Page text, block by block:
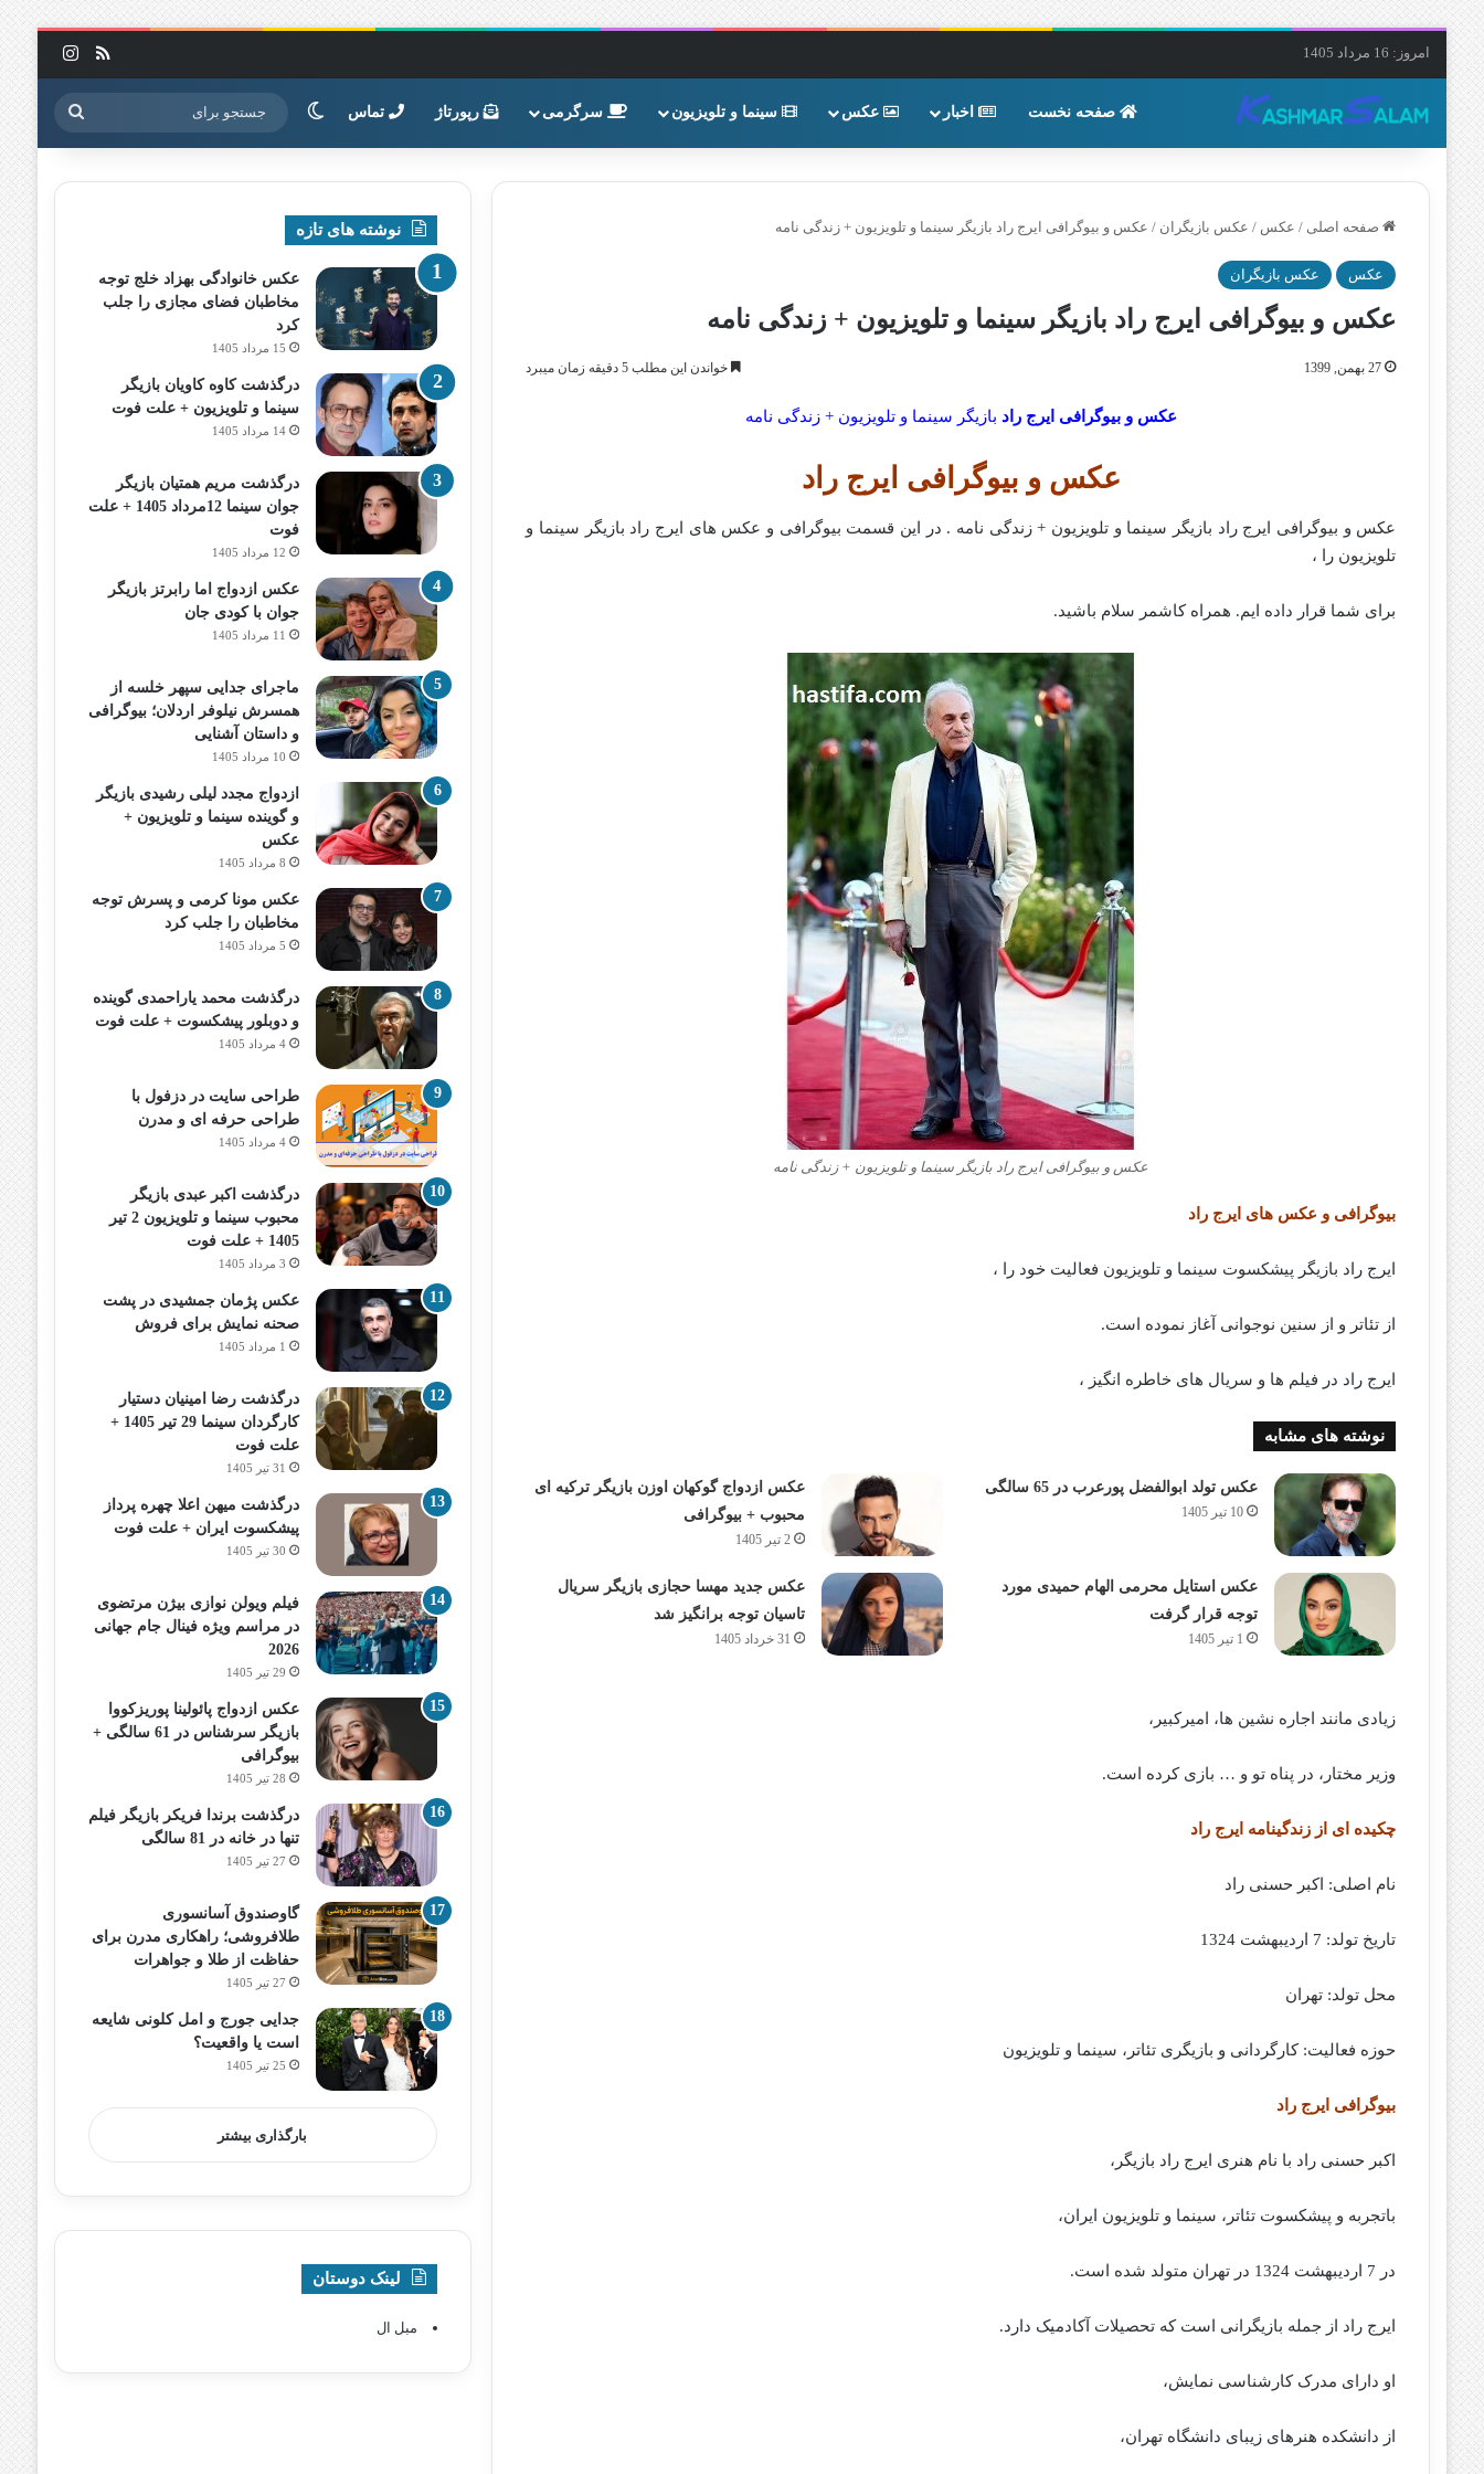
امروز: 16 مرداد 1405 خوراک
صفحه نخست اخبار عکس سینما و تلویزیون سرگرمی رپورتاژ تماس تغییر پوسته جستجو
برای
صفحه اصلی / عکس / عکس بازیگران / عکس و بیوگرافی ایرج راد بازیگر سینما و تلویزیون + زندگی نامه
عکس عکس بازیگران
عکس و بیوگرافی ایرج راد بازیگر سینما و تلویزیون + زندگی نامه
27 بهمن, 1399 خواندن این مطلب 5 دقیقه زمان میبرد
عکس و بیوگرافی ایرج راد بازیگر سینما و تلویزیون + زندگی نامه
عکس و بیوگرافی ایرج راد
عکس و بیوگرافی ایرج راد بازیگر سینما و تلویزیون + زندگی نامه . در این قسمت بیوگرافی و عکس های ایرج راد بازیگر سینما و
تلویزیون را ،
برای شما قرار داده ایم. همراه کاشمر سلام باشید.
عکس و بیوگرافی ایرج راد بازیگر سینما و تلویزیون + زندگی نامه
بیوگرافی و عکس های ایرج راد
ایرج راد بازیگر پیشکسوت سینما و تلویزیون فعالیت خود را ،
از تئاتر و از سنین نوجوانی آغاز نموده است.
ایرج راد در فیلم ها و سریال های خاطره انگیز ،
نوشته های مشابه
عکس تولد ابوالفضل پورعرب در 65 سالگی
10 تیر 1405
عکس ازدواج گوکهان اوزن بازیگر ترکیه ای
محبوب + بیوگرافی
2 تیر 1405
عکس استایل محرمی الهام حمیدی مورد
توجه قرار گرفت
1 تیر 1405
عکس جدید مهسا حجازی بازیگر سریال
تاسیان توجه برانگیز شد
31 خرداد 1405
زیادی مانند اجاره نشین ها، امیرکبیر،
وزیر مختار، در پناه تو و … بازی کرده است.
چکیده ای از زندگینامه ایرج راد
نام اصلی: اکبر حسنی راد
تاریخ تولد: 7 اردیبهشت 1324
محل تولد: تهران
حوزه فعالیت: کارگردانی و بازیگری تئاتر، سینما و تلویزیون
بیوگرافی ایرج راد
اکبر حسنی راد با نام هنری ایرج راد بازیگر،
باتجربه و پیشکسوت تئاتر، سینما و تلویزیون ایران،
در 7 اردیبهشت 1324 در تهران متولد شده است.
ایرج راد از جمله بازیگرانی است که تحصیلات آکادمیک دارد.
او دارای مدرک کارشناسی نمایش،
از دانشکده هنرهای زیبای دانشگاه تهران،
نوشته های تازه
عکس خانوادگی بهزاد خلج توجه
مخاطبان فضای مجازی را جلب
کرد
15 مرداد 1405
درگذشت کاوه کاویان بازیگر
سینما و تلویزیون + علت فوت
14 مرداد 1405
درگذشت مریم همتیان بازیگر
جوان سینما 12مرداد 1405 + علت
فوت
12 مرداد 1405
عکس ازدواج اما رابرتز بازیگر
جوان با کودی جان
11 مرداد 1405
ماجرای جدایی سپهر خلسه از
همسرش نیلوفر اردلان؛ بیوگرافی
و داستان آشنایی
10 مرداد 1405
ازدواج مجدد لیلی رشیدی بازیگر
و گوینده سینما و تلویزیون +
عکس
8 مرداد 1405
عکس مونا کرمی و پسرش توجه
مخاطبان را جلب کرد
5 مرداد 1405
درگذشت محمد یاراحمدی گوینده
و دوبلور پیشکسوت + علت فوت
4 مرداد 1405
طراحی سایت در دزفول با
طراحی حرفه‌ ای و مدرن
4 مرداد 1405
درگذشت اکبر عبدی بازیگر
محبوب سینما و تلویزیون 2 تیر
1405 + علت فوت
3 مرداد 1405
عکس پژمان جمشیدی در پشت
صحنه نمایش برای فروش
1 مرداد 1405
درگذشت رضا امینیان دستیار
کارگردان سینما 29 تیر 1405 +
علت فوت
31 تیر 1405
درگذشت میهن اعلا چهره پرداز
پیشکسوت ایران + علت فوت
30 تیر 1405
فیلم ویولن نوازی بیژن مرتضوی
در مراسم ویژه فینال جام جهانی
2026
29 تیر 1405
عکس ازدواج پائولینا پوریزکووا
بازیگر سرشناس در 61 سالگی +
بیوگرافی
28 تیر 1405
درگذشت برندا فریکر بازیگر فیلم
تنها در خانه در 81 سالگی
27 تیر 1405
گاوصندوق آسانسوری
طلافروشی؛ راهکاری مدرن برای
حفاظت از طلا و جواهرات
27 تیر 1405
جدایی جورج و امل کلونی شایعه
است یا واقعیت؟
25 تیر 1405
بارگذاری بیشتر
لینک دوستان
مبل ال